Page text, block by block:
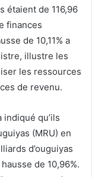
étaient de 116,96
finances
de 10,11% a
illustre les
les ressources
de revenu.
qu’ils
(MRU) en
d’ouguiyas
de 10,96%.